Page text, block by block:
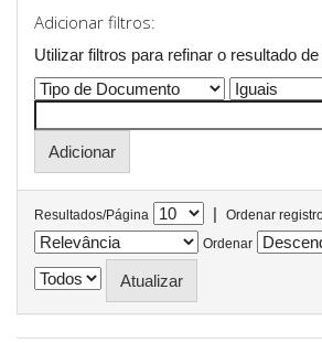
Adicionar filtros:
Utilizar filtros para refinar o resultado
Resultados/Página |
Ordenar
Ordenar